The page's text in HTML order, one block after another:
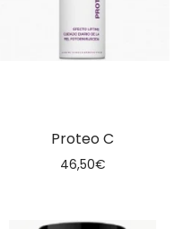
Proteo C
46,50€